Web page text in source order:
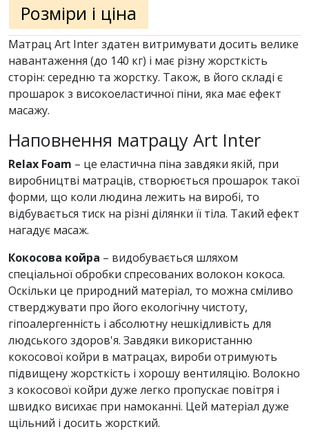
Розміри і ціна
Матрац Art Inter здатен витримувати досить велике
навантаження (до 140 кг) і має різну жорсткість
сторін: середню та жорстку. Також, в його складі є
прошарок з високоеластичної піни, яка має ефект
масажу.
Наповнення матрацу Art Inter
Relax Foam – це еластична піна завдяки якій, при
виробництві матраців, створюється прошарок такої
форми, що коли людина лежить на виробі, то
відбувається тиск на різні ділянки її тіла. Такий ефект
нагадує масаж.
Кокосова койра – видобувається шляхом
спеціальної обробки спресованих волокон кокоса.
Оскільки це природний матеріал, то можна сміливо
стверджувати про його екологічну чистоту,
гіпоалергенність і абсолютну нешкідливість для
людського здоров'я. Завдяки використанню
кокосової койри в матрацах, вироби отримують
підвищену жорсткість і хорошу вентиляцію. Волокно
з кокосової койри дуже легко пропускає повітря і
швидко висихає при намоканні. Цей матеріал дуже
щільний і досить жорсткий.